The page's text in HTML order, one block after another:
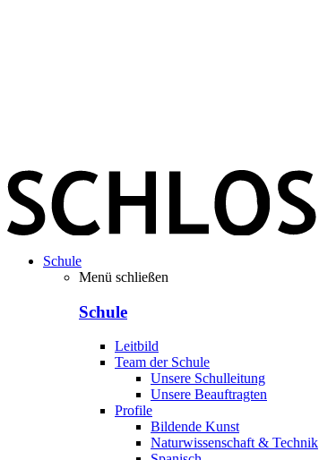
Schule
Menü schließen
Schule
Leitbild
Team der Schule
Unsere Schulleitung
Unsere Beauftragten
Profile
Bildende Kunst
Naturwissenschaft & Technik